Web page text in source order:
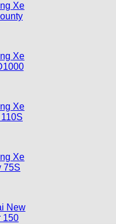
Xe
Xe
Xe
Xe
75S
New
150